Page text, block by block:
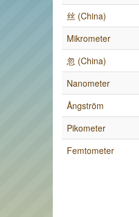
丝 (China)
Mikrometer
忽 (China)
Nanometer
Ångström
Pikometer
Femtometer